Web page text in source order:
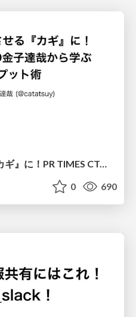
キャリアを充実させる『カギ』に！PR TIMES CTO金子達哉から学ぶアウトプット術 / output_method
0 690